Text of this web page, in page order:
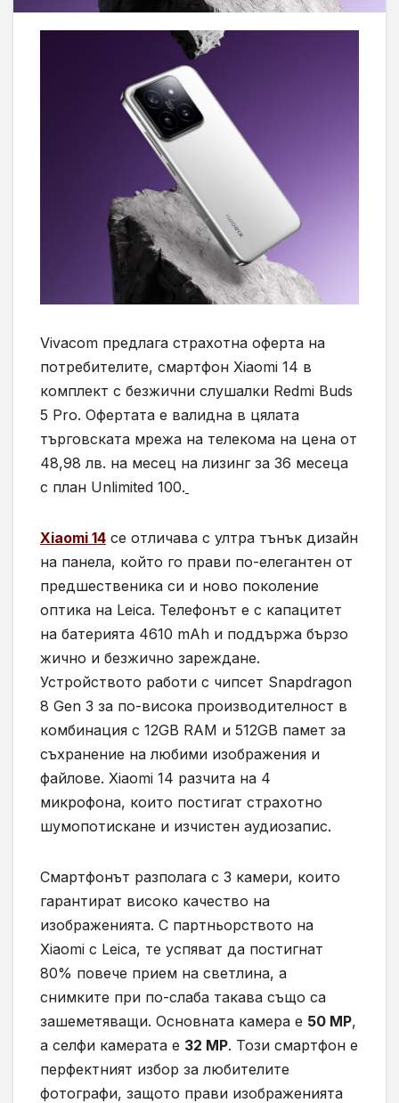
Vivacom предлага страхотна оферта на
потребителите, смартфон Xiaomi 14 в
комплект с безжични слушалки Redmi Buds
5 Pro. Офертата е валидна в цялата
търговската мрежа на телекома на цена от
48,98 лв. на месец на лизинг за 36 месеца
с план Unlimited 100.
Xiaomi 14 се отличава с ултра тънък дизайн
на панела, който го прави по-елегантен от
предшественика си и ново поколение
оптика на Leica. Телефонът е с капацитет
на батерията 4610 mAh и поддържа бързо
жично и безжично зареждане.
Устройството работи с чипсет Snapdragon
8 Gen 3 за по-висока производителност в
комбинация с 12GB RAM и 512GB памет за
съхранение на любими изображения и
файлове. Xiaomi 14 разчита на 4
микрофона, които постигат страхотно
шумопотискане и изчистен аудиозапис.
Смартфонът разполага с 3 камери, които
гарантират високо качество на
изображенията. С партньорството на
Xiaomi с Leica, те успяват да постигнат
80% повече прием на светлина, а
снимките при по-слаба такава също са
зашеметяващи. Основната камера е 50 МР,
а селфи камерата е 32 МР. Този смартфон е
перфектният избор за любителите
фотографи, защото прави изображенията